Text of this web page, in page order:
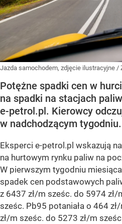
Jazda samochodem, zdjęcie ilustracyjne /
Potężne spadki cen w
na spadki na stacjach
e-petrol.pl. Kierowcy
w nadchodzącym tygodniu.
Eksperci e-petrol.pl wskazują
na hurtowym rynku paliw na
W pierwszym tygodniu
spadek cen podstawowych
z 6437 zł/m sześc. do 5974 zł/
sześc. Pb95 potaniała o 464
zł/m sześc. do 5273 zł/m